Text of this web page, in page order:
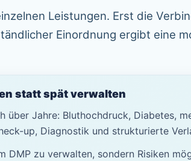
Leistungen. Erst die
Einordnung ergibt eine
statt spät verwalten
über Jahre: Bluthochdruck, Diabetes,
up, Diagnostik und strukturierte
DMP zu verwalten, sondern Risiken